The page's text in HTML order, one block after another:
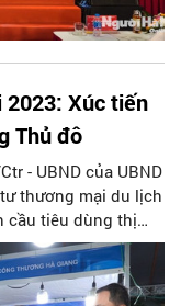
2023: Xúc tiến
Thủ đô
- UBND của UBND
thương mại du lịch
cầu tiêu dùng thị
kinh tế trên
khai mạc Hội
Trung tâm Thương